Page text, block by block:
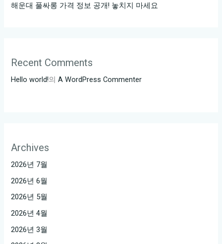
해운대 풀싸롱 가격 정보 공개! 놓치지 마세요
Recent Comments
Hello world!의A WordPress Commenter
Archives
2026년 7월
2026년 6월
2026년 5월
2026년 4월
2026년 3월